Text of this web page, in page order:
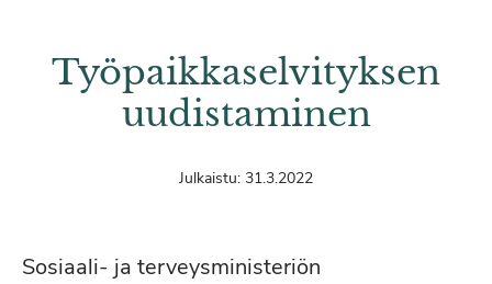
Työpaikkaselvityksen
uudistaminen
Julkaistu: 31.3.2022
Sosiaali- ja terveysministeriön